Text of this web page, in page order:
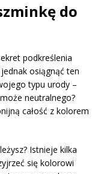
do
podkreślenia
osiągnąć ten
typu urody –
neutralnego?
całość z kolorem
Istnieje kilka
się kolorowi